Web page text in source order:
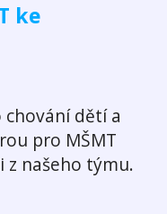
ke
dětí a
pro MŠMT
z našeho týmu.